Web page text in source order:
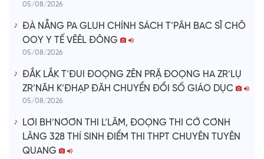
05/08/2026
ĐÀ NẴNG PA GLUH CHÍNH SÁCH T’PÂH BAC SĨ CHÔ
OOY Y TẾ VÊÊL ĐÔNG
05/08/2026
ĐẮK LẮK T’ĐUI ĐOỌNG ZÊN PRẶ ĐOỌNG HA ZR’LỤ
ZR’NĂH K’ĐHẠP ĐĂH CHUYỂN ĐỔI SỐ GIÁO DỤC
05/08/2026
LƠI BH’NƠƠN THI L’LĂM, ĐOỌNG THI CỚ CƠNH
LÂNG 328 THÍ SINH ĐIỂM THI THPT CHUYÊN TUYÊN
QUANG